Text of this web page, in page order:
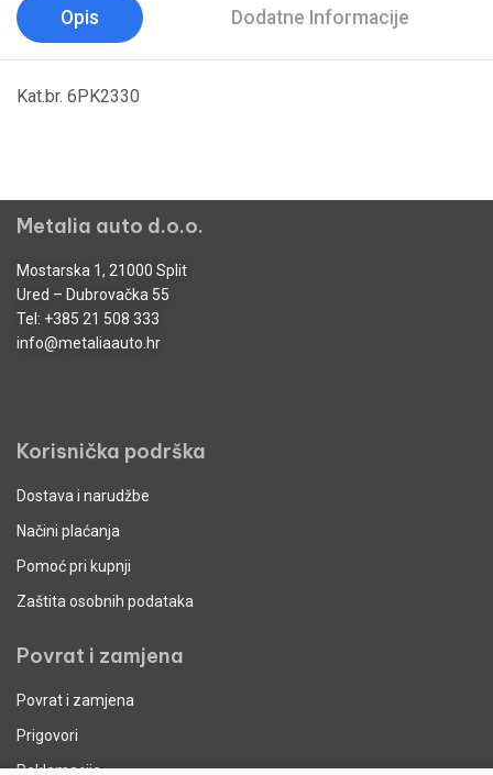
Opis Dodatne Informacije
Kat.br. 6PK2330
Metalia auto d.o.o.
Mostarska 1, 21000 Split
Ured – Dubrovačka 55
Tel: +385 21 508 333
info@metaliaauto.hr
Korisnička podrška
Dostava i narudžbe
Načini plaćanja
Pomoć pri kupnji
Zaštita osobnih podataka
Povrat i zamjena
Povrat i zamjena
Prigovori
Reklamacije